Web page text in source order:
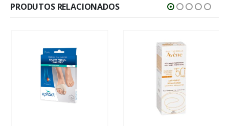
PRODUTOS RELACIONADOS